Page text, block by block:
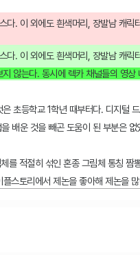
. 이 외에도 흰색머리, 장발남 캐릭
. 이 외에도 흰색머리, 장발남 캐릭
않는다. 동시에 렉카 채널들의 영
초등학교 1학년 때부터다. 디지털
배운 것을 빼곤 도움이 된 부분은
를 적절히 섞인 혼종 그림체 통칭 짬
스토리에서 제논을 좋아해 제논